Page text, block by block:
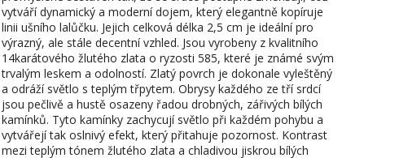
vytváří dynamický a moderní dojem, který elegantně kopíruje
linii ušního lalůčku. Jejich celková délka 2,5 cm je ideální pro
výrazný, ale stále decentní vzhled. Jsou vyrobeny z kvalitního
14karátového žlutého zlata o ryzosti 585, které je známé svým
trvalým leskem a odolností. Zlatý povrch je dokonale vyleštěný
a odráží světlo s teplým třpytem. Obrysy každého ze tří srdcí
jsou pečlivě a hustě osazeny řadou drobných, zářivých bílých
kamínků. Tyto kamínky zachycují světlo při každém pohybu a
vytvářejí tak oslnivý efekt, který přitahuje pozornost. Kontrast
mezi teplým tónem žlutého zlata a chladivou jiskrou bílých